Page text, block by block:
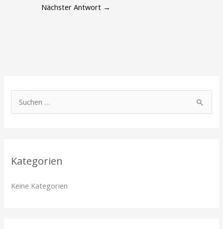
Nächster Antwort →
e
n
Kategorien
Keine Kategorien